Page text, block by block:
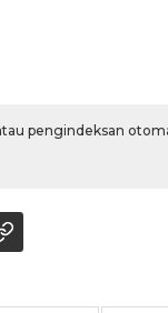
pengindeksan